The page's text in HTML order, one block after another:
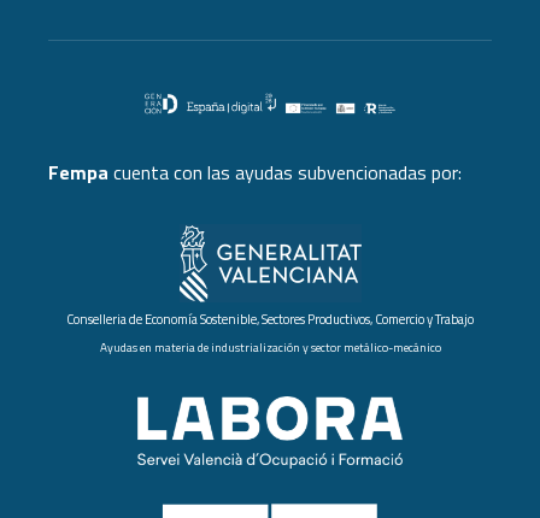
Fempa cuenta con las ayudas subvencionadas por:
Conselleria de Economía Sostenible, Sectores Productivos, Comercio y Trabajo
Ayudas en materia de industrialización y sector metálico-mecánico